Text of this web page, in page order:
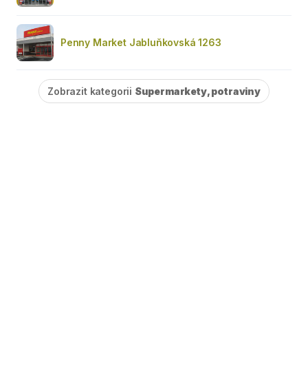
Penny Market Jabluňkovská 1263
Zobrazit kategorii Supermarkety, potraviny